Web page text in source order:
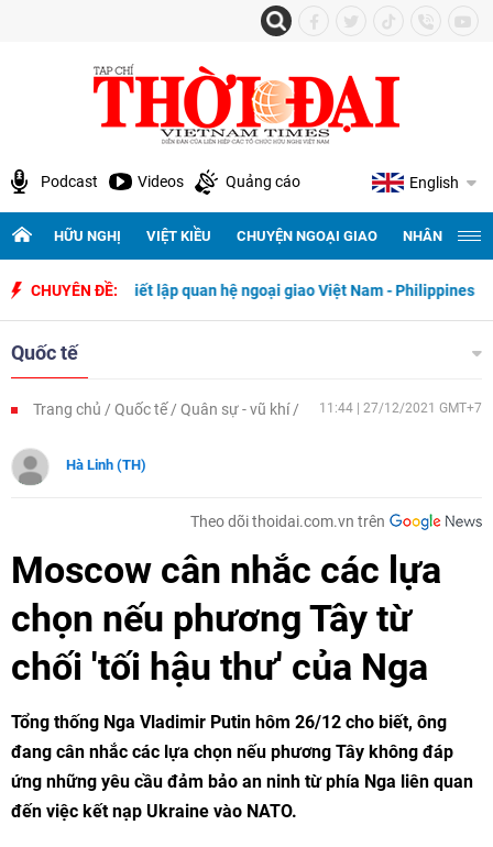
Podcast Videos Quảng cáo English
HỮU NGHỊ VIỆT KIỀU CHUYỆN NGOẠI GIAO NHÂN
CHUYÊN ĐỀ:
ngày thiết lập quan hệ ngoại giao Việt Nam - Philippines 500
Quốc tế
Trang chủ Quốc tế Quân sự - vũ khí 11:44 | 27/12/2021 GMT+7
Hà Linh (TH)
Theo dõi thoidai.com.vn trên
Moscow cân nhắc các lựa
chọn nếu phương Tây từ
chối 'tối hậu thư' của Nga
Tổng thống Nga Vladimir Putin hôm 26/12 cho biết, ông
đang cân nhắc các lựa chọn nếu phương Tây không đáp
ứng những yêu cầu đảm bảo an ninh từ phía Nga liên quan
đến việc kết nạp Ukraine vào NATO.